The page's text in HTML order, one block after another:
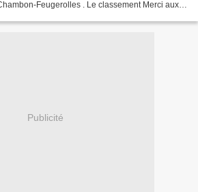
Feugerolles . Le classement Merci aux
Publicité